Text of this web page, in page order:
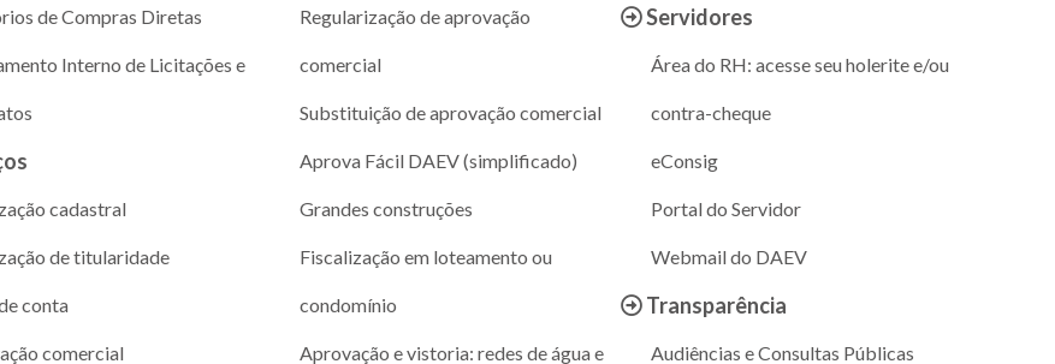
de Compras Diretas
Interno de Licitações e
cadastral
de titularidade
conta
comercial
Regularização de aprovação
comercial
Substituição de aprovação comercial
Aprova Fácil DAEV (simplificado)
Grandes construções
Fiscalização em loteamento ou
condomínio
Aprovação e vistoria: redes de água e
Servidores
Área do RH: acesse seu holerite e/ou
contra-cheque
eConsig
Portal do Servidor
Webmail do DAEV
Transparência
Audiências e Consultas Públicas